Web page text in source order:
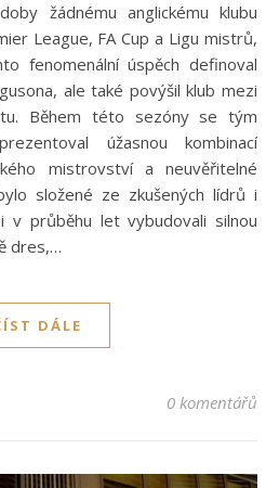
žádnému anglickému klubu
League, FA Cup a Ligu mistrů,
fenomenální úspěch definoval
ale také povýšil klub mezi
Během této sezóny se tým
úžasnou kombinací
mistrovství a neuvěřitelné
složené ze zkušených lídrů i
v průběhu let vybudovali silnou
dres,…
DÁLE
0 komentářů